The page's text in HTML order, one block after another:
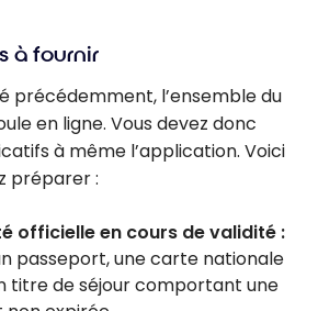
à fournir
précédemment, l’ensemble du
en ligne. Vous devez donc
à même l’application. Voici
préparer :
officielle en cours de validité :
passeport, une carte nationale
titre de séjour comportant une